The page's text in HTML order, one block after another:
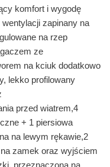
komfort i wygodę
zapinany na
na rzep
ze
na kciuk dodatkowo
lekko profilowany
przed wiatrem,4
+ 1 piersiowa
na lewym rękawie,2
zamek oraz wyjściem
przeznaczona na